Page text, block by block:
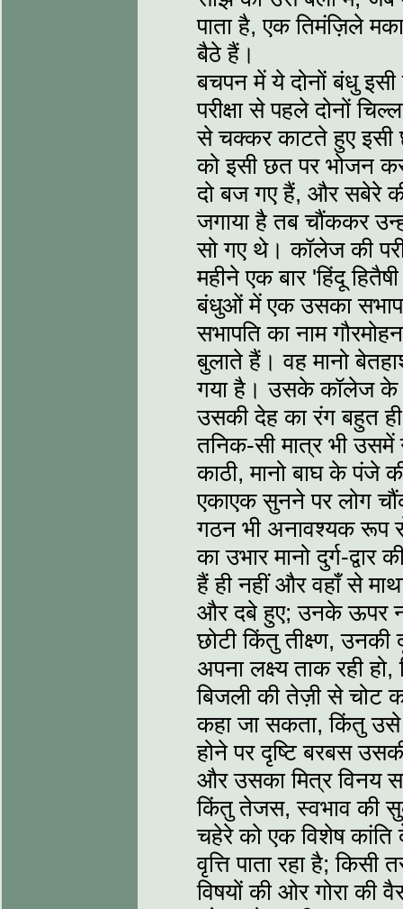
पाता है, एक तिमंज़िले
बैठे हैं।
बचपन में ये दोनों बंधु
परीक्षा से पहले दोनों
से चक्कर काटते हुए इसी
को इसी छत पर भोजन
दो बज गए हैं, और सबेरे
जगाया है तब चौंककर
सो गए थे। कॉलेज की
महीने एक बार 'हिंदू
बंधुओं में एक उसका
सभापति का नाम
बुलाते हैं। वह मानो
गया है। उसके कॉलेज के
उसकी देह का रंग बहुत
तनिक-सी मात्र भी
काठी, मानो बाघ के पंजे
एकाएक सुनने पर लोग
गठन भी अनावश्यक रूप
का उभार मानो दुर्ग-
हैं ही नहीं और वहाँ से
और दबे हुए; उनके ऊपर
छोटी किंतु तीक्ष्ण, उनकी
अपना लक्ष्य ताक रही
बिजली की तेज़ी से चोट
कहा जा सकता, किंतु उसे
होने पर दृष्टि बरबस
और उसका मित्र विनय
किंतु तेजस, स्वभाव की
चहेरे को एक विशेष
वृत्ति पाता रहा है;
विषयों की ओर गोरा की